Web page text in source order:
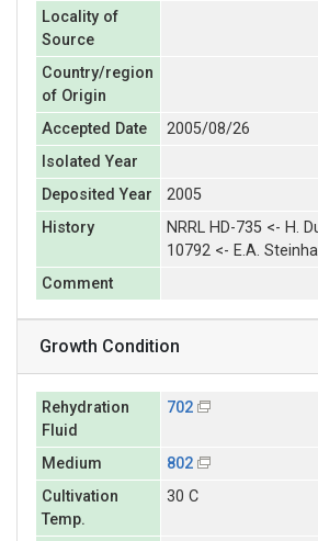
Locality of
Source
Country/region
of Origin
Accepted Date
2005/08/26
Isolated Year
Deposited Year
2005
History
NRRL HD-735 <- H.
10792 <- E.A.
Comment
Growth Condition
Rehydration
Fluid
702
Medium
802
Cultivation
Temp.
30 C